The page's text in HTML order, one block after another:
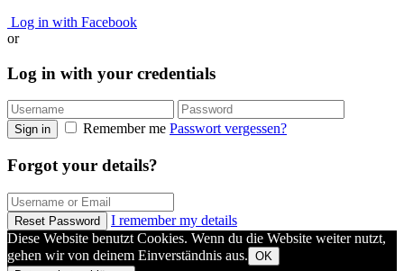
Log in with Facebook
or
Log in with your credentials
Sign in Remember me Passwort vergessen?
Forgot your details?
Reset Password
I remember my details
Diese Website benutzt Cookies. Wenn du die Website weiter nutzt,
gehen wir von deinem Einverständnis aus. OK